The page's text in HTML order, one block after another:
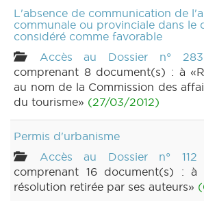
L'absence de communication de
communale ou provinciale dans le
considéré comme favorable
Accès au Dossier n° 283
comprenant 8 document(s) : à
au nom de la Commission des
du tourisme» (27/03/2012)
Permis d'urbanisme
Accès au Dossier n° 112
comprenant 16 document(s) : à
résolution retirée par ses auteurs»